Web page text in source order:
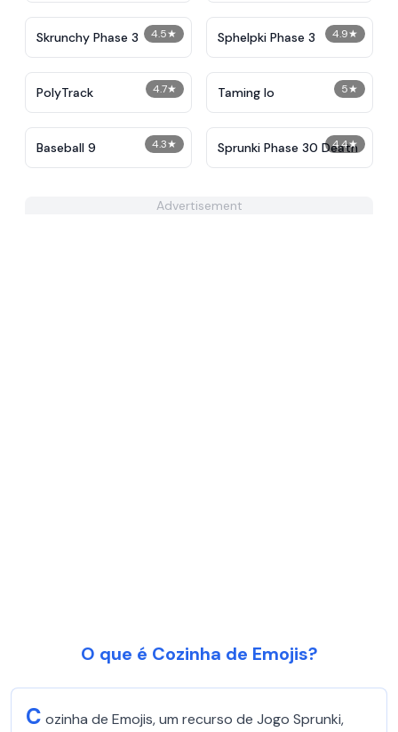
4.5★
Skrunchy Phase 3 4.9★
Sphelpki Phase 3
4.7★
PolyTrack 5★
Taming Io
4.3★
Baseball 9 4.4★
Sprunki Phase 30 Death
Advertisement
O que é Cozinha de Emojis?
C ozinha de Emojis, um recurso de Jogo Sprunki,